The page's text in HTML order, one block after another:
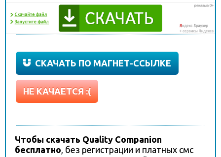
СКАЧАТЬ ПО МАГНЕТ-ССЫЛКЕ
НЕ КАЧАЕТСЯ :(
Чтобы скачать Quality Companion
бесплатно , без регистрации и платных смс